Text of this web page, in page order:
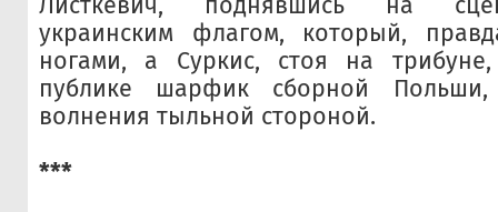
украинским флагом, который,
ногами, а Суркис, стоя на трибуне,
публике шарфик сборной
волнения тыльной стороной.
***